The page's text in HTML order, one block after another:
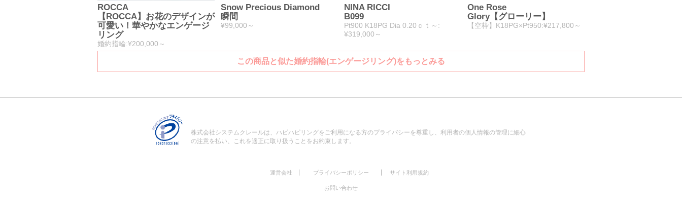
ROCCA
【ROCCA】お花のデザインが
可愛い！華やかなエンゲージ
リング
婚約指輪:¥200,000～
Snow Precious Diamond
瞬間
¥99,000～
NINA RICCI
B099
Pt900 K18PG Dia 0.20ｃｔ～:
¥319,000～
One Rose
Glory【グローリー】
【空枠】K18PG×Pt950:¥217,800～
この商品と似た婚約指輪(エンゲージリング)をもっとみる
株式会社システムクレールは、ハピハピリングをご利用になる方のプライバシーを尊重し、利用者の個人情報の管理に細心
の注意を払い、これを適正に取り扱うことをお約束します。
運営会社 プライバシーポリシー サイト利用規約
お問い合わせ